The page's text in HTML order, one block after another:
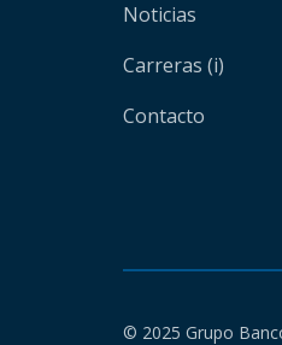
Noticias
Carreras (i)
Contacto
© 2025 Grupo